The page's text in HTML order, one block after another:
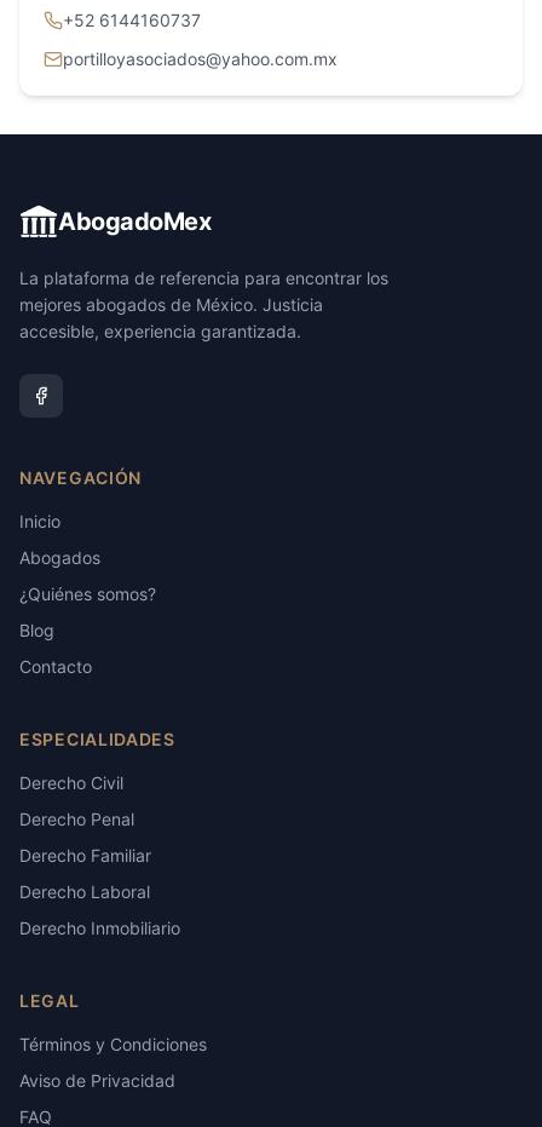
+52 6144160737
portilloyasociados@yahoo.com.mx
AbogadoMex
La plataforma de referencia para encontrar los
mejores abogados de México. Justicia
accesible, experiencia garantizada.
NAVEGACIÓN
Inicio
Abogados
¿Quiénes somos?
Blog
Contacto
ESPECIALIDADES
Derecho Civil
Derecho Penal
Derecho Familiar
Derecho Laboral
Derecho Inmobiliario
LEGAL
Términos y Condiciones
Aviso de Privacidad
FAQ